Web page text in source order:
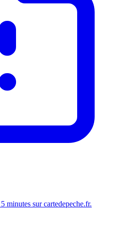
minutes sur cartedepeche.fr.